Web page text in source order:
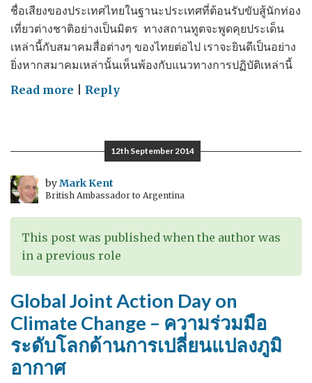
ชื่อเสียงของประเทศไทยในฐานะประเทศที่ต้อนรับขับสู้นักท่อง
เที่ยวต่างชาติอย่างเป็นมิตร ทางสถานทูตจะพูดคุยประเด็น
เหล่านี้กับสมาคมสื่อต่างๆ ของไทยต่อไป เราจะยินดีเป็นอย่าง
ยิ่งหากสมาคมเหล่านั้นเห็นพ้องกับแนวทางการปฏิบัติเหล่านี้
Read more on
responsible
as
well
as
free
–
มี
ความ
รับ
Reply
12th September 2014
byMark Kent
British Ambassador to Argentina
This post was published when the author was
in a previous role
Global Joint Action Day on
Climate Change – ความร่วมมือ
ระดับโลกด้านการเปลี่ยนแปลงภูมิ
อากาศ